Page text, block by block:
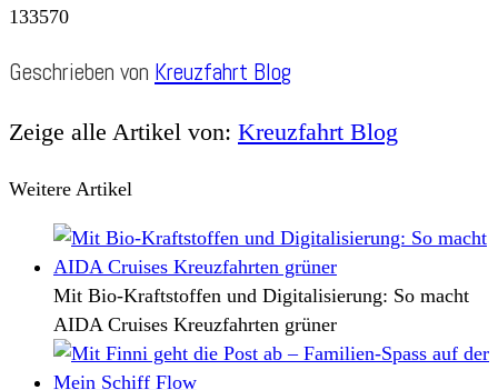
133570
Geschrieben von Kreuzfahrt Blog
Zeige alle Artikel von: Kreuzfahrt Blog
Weitere Artikel
Mit Bio-Kraftstoffen und Digitalisierung: So macht
AIDA Cruises Kreuzfahrten grüner